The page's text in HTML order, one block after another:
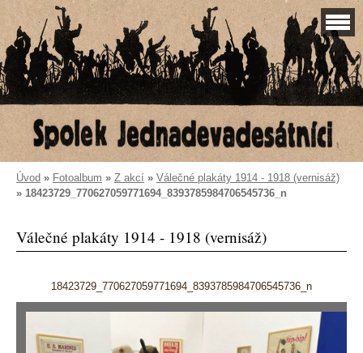
Úvod » Fotoalbum » Z akcí » Válečné plakáty 1914 - 1918 (vernisáž)
» 18423729_770627059771694_8393785984706545736_n
Válečné plakáty 1914 - 1918 (vernisáž)
18423729_770627059771694_8393785984706545736_n